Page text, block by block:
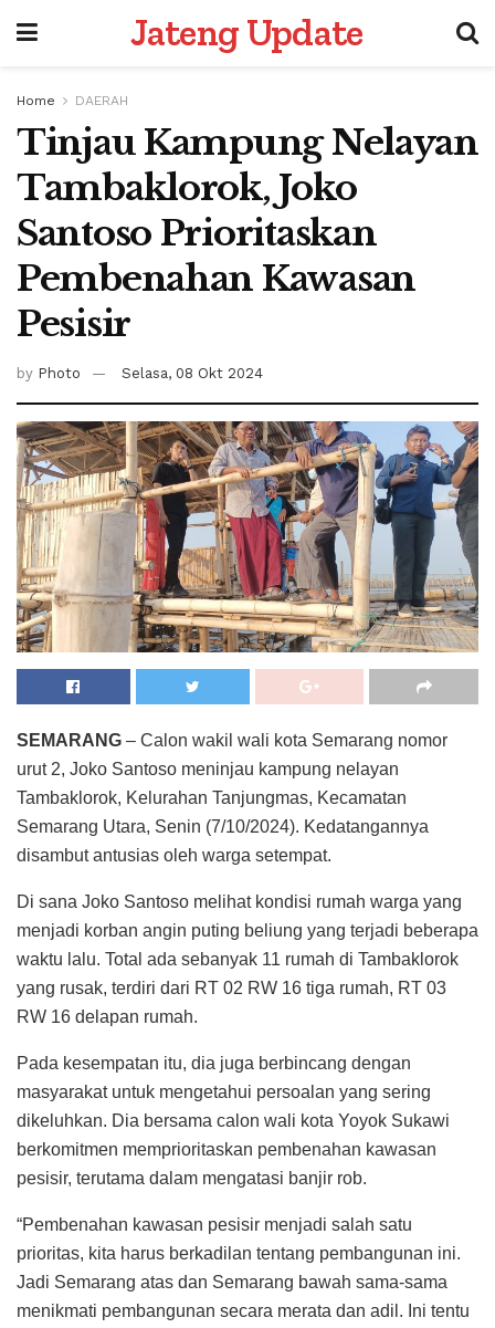
Jateng Update
Home DAERAH
Tinjau Kampung Nelayan
Tambaklorok, Joko
Santoso Prioritaskan
Pembenahan Kawasan
Pesisir
by Photo Selasa, 08 Okt 2024
SEMARANG – Calon wakil wali kota Semarang nomor
urut 2, Joko Santoso meninjau kampung nelayan
Tambaklorok, Kelurahan Tanjungmas, Kecamatan
Semarang Utara, Senin (7/10/2024). Kedatangannya
disambut antusias oleh warga setempat.
Di sana Joko Santoso melihat kondisi rumah warga yang
menjadi korban angin puting beliung yang terjadi beberapa
waktu lalu. Total ada sebanyak 11 rumah di Tambaklorok
yang rusak, terdiri dari RT 02 RW 16 tiga rumah, RT 03
RW 16 delapan rumah.
Pada kesempatan itu, dia juga berbincang dengan
masyarakat untuk mengetahui persoalan yang sering
dikeluhkan. Dia bersama calon wali kota Yoyok Sukawi
berkomitmen memprioritaskan pembenahan kawasan
pesisir, terutama dalam mengatasi banjir rob.
“Pembenahan kawasan pesisir menjadi salah satu
prioritas, kita harus berkadilan tentang pembangunan ini.
Jadi Semarang atas dan Semarang bawah sama-sama
menikmati pembangunan secara merata dan adil. Ini tentu